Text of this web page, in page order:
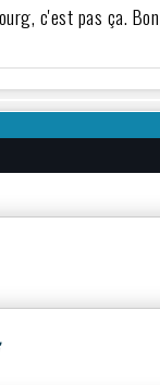
c'est pas ça.